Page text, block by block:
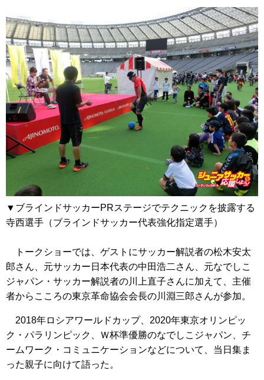
▼ブラインドサッカーPRステージでテクニックを披露する
寺西選手（ブラインドサッカー代表強化指定選手）
トークショーでは、ゲストにサッカー解説者の松木安太
郎さん、元サッカー日本代表の中田浩二さん、元なでしこ
ジャパン・サッカー解説者の川上直子さんに加えて、主催
者からこころの東京革命協会会長の川淵三郎さんが参加。
2018年ロシアワールドカップ、2020年東京オリンピッ
ク・パラリンピック、Ｗ杯準優勝のなでしこジャパン、チ
ームワーク・コミュニケーションなどについて、当日集ま
った親子に向けて語った。